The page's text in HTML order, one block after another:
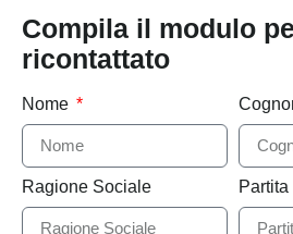
Compila il modulo
ricontattato
Nome
Ragione Sociale Partita